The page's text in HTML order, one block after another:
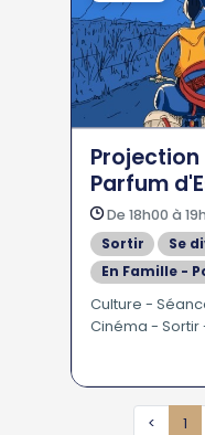
Parfum
De 18h00 à
Sortir
Se
En Famille -
Culture -
Cinéma - Sortir
< 1